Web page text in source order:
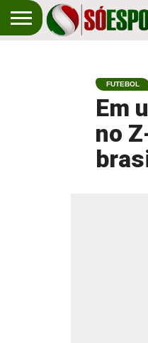
FUTEBOL
Em
no